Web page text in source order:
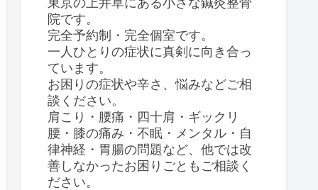
院です。
完全予約制・完全個室です。
一人ひとりの症状に真剣に向き合っ
ています。
お困りの症状や辛さ、悩みなどご相
談ください。
肩こり・腰痛・四十肩・ギックリ
腰・膝の痛み・不眠・メンタル・自
律神経・胃腸の問題など、他では改
善しなかったお困りごともご相談く
ださい。